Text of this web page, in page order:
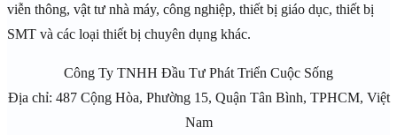
viễn thông, vật tư nhà máy, công nghiệp, thiết bị giáo dục, thiết bị
SMT và các loại thiết bị chuyên dụng khác.
Công Ty TNHH Đầu Tư Phát Triển Cuộc Sống
Địa chỉ: 487 Cộng Hòa, Phường 15, Quận Tân Bình, TPHCM, Việt
Nam